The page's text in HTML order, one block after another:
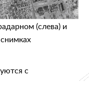
(слева) и
с